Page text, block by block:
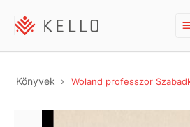
Könyvek Woland professzor